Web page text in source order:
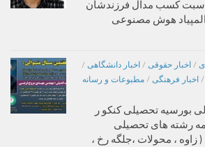
کسب مدال فرزندشان
هوش مصنوعی
/ اخبار حقوقی / اخبار دانشگاهی /
/ اخبار فرهنگی / مطبوعات و رسانه
بورسیه تحصیلی کنکو ر
سال ۱۴۰۵ همه رشته های تحصیلی
، محولات ،جلگه رخ ،